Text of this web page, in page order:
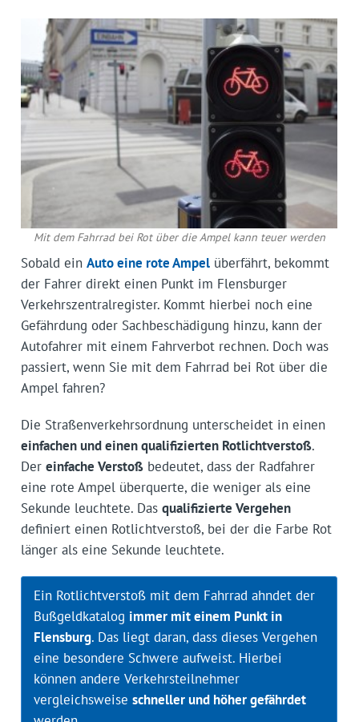
Mit dem Fahrrad bei Rot über die Ampel kann teuer werden
Sobald ein Auto eine rote Ampelüberfährt, bekommt
der Fahrer direkt einen Punkt im Flensburger
Verkehrszentralregister. Kommt hierbei noch eine
Gefährdung oder Sachbeschädigung hinzu, kann der
Autofahrer mit einem Fahrverbot rechnen. Doch was
passiert, wenn Sie mit dem Fahrrad bei Rot über die
Ampel fahren?
Die Straßenverkehrsordnung unterscheidet in einen
einfachen und einen qualifizierten Rotlichtverstoß.
Der einfache Verstoßbedeutet, dass der Radfahrer
eine rote Ampel überquerte, die weniger als eine
Sekunde leuchtete. Das qualifizierte Vergehen
definiert einen Rotlichtverstoß, bei der die Farbe Rot
länger als eine Sekunde leuchtete.
Ein Rotlichtverstoß mit dem Fahrrad ahndet der
Bußgeldkatalog immer mit einem Punkt in
Flensburg. Das liegt daran, dass dieses Vergehen
eine besondere Schwere aufweist. Hierbei
können andere Verkehrsteilnehmer
vergleichsweise schneller und höher gefährdet